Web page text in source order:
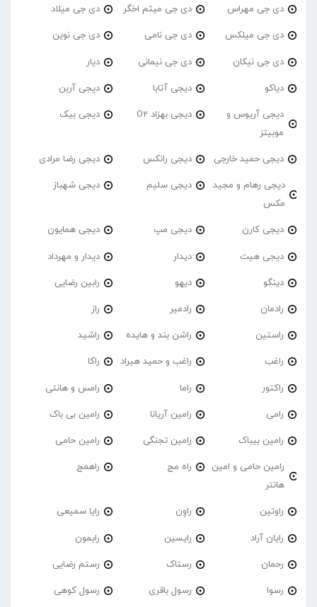
دی جی مهراس دی جی میثم اخگر دی جی میلاد
دی جی میلکس دی جی نامی دی جی نوین
دی جی نیکان دی جی نیمانی دیار
دیاکو دیجی آتابا دیجی آربن
دیجی آریوس و
موبیتز
دیجی بهزاد O2 دیجی بیک
دیجی حمید خارجی دیجی رانکس دیجی رضا مرادی
دیجی رهام و مجید
مکس
دیجی سلیم دیجی شهباز
دیجی کارن دیجی مپ دیجی همایون
دیجی هیت دیدار دیدار و مهرداد
دینگو دیهو رابین رضایی
رادمان رادمیر راز
راستین راشن بند و هایده راشید
راغب راغب و حمید هیراد راکا
راکتور راما رامس و هانتی
رامی رامین آریانا رامین بی باک
رامین بیباک رامین تجنگی رامین حامی
رامین حامی و امین
هانتر
راه مج راهمج
راوتین راوِن رایا سمیعی
رایان آراد رایسین رایمون
رحمان رستاک رستم رضایی
رسوا رسول باقری رسول کوهی